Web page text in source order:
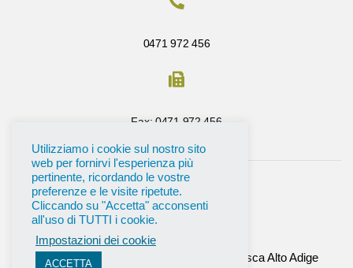
0471 972 456
Fax: 0471 972 456
2026Tutti i diritti riservati All’ Unione Pesca Alto Adige
Utilizziamo i cookie sul nostro sito
web per fornirvi l'esperienza più
pertinente, ricordando le vostre
preferenze e le visite ripetute.
Cliccando su "Accetta" acconsenti
all'uso di TUTTI i cookie.
Impostazioni dei cookie
ACCETTA